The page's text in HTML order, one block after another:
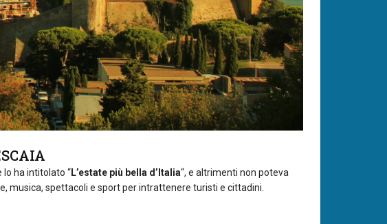
lo ha intitolato “L’estate più bella d’Italia“, e altrimenti non poteva
musica, spettacoli e sport per intrattenere turisti e cittadini.